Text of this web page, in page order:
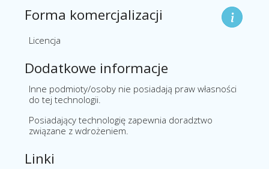
Forma komercjalizacji
Licencja
Dodatkowe informacje
Inne podmioty/osoby nie posiadają praw własności
do tej technologii.
Posiadający technologię zapewnia doradztwo
związane z wdrożeniem.
Linki